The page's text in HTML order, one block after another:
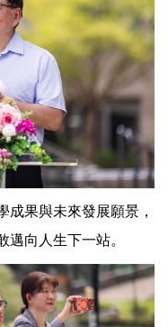
果與未來發展願景，
邁向人生下一站。